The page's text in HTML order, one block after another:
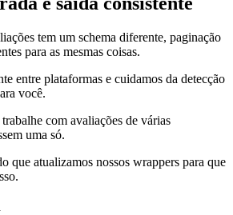
tem um schema diferente, paginação
para as mesmas coisas.
entre plataformas e cuidamos da detecção
você.
com avaliações de várias
uma só.
que atualizamos nossos wrappers para que